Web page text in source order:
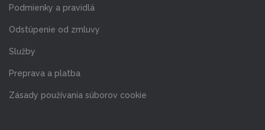
Podmienky a pravidlá
Odstúpenie od zmluvy
Služby
Preprava a platba
Zásady používania súborov cookie